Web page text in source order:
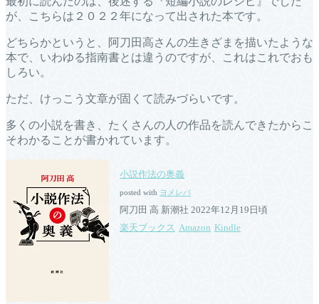
が、こちらは２０２２年になって出された本です。
どちらかというと、阿刀田高さんの生きざまを描いたような
本で、いわゆる指南書とは違うのですが、これはこれでおも
しろい。
ただ、けっこう文章が固くて読みづらいです。
多くの小説を書き、たくさんの人の作品を読んできたからこ
そわかることが書かれています。
小説作法の奥義
posted with ヨメレバ
阿刀田 高 新潮社 2022年12月19日頃
楽天ブックス Amazon Kindle